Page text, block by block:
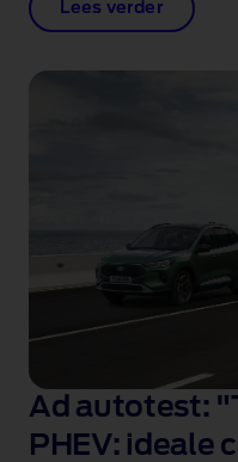
Lees verder
Ad autotest:
PHEV: ideale